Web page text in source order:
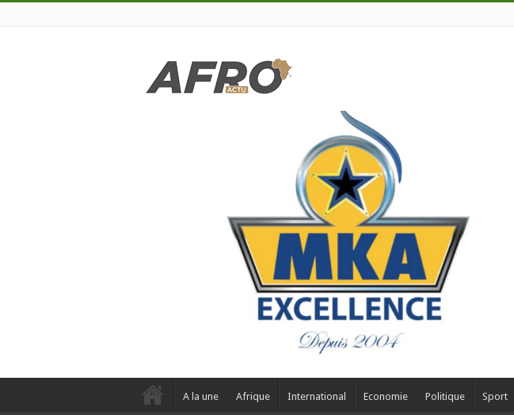
A la une Afrique International Economie Politique Sport